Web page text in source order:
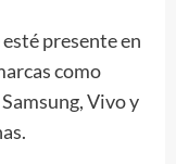
esté presente en
como
Vivo y